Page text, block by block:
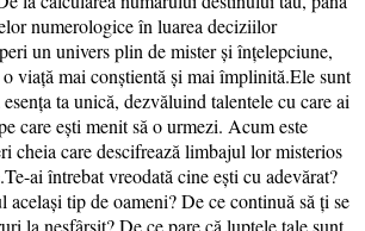
numerologice în luarea deciziilor
un univers plin de mister și înțelepciune,
viață mai conștientă și mai împlinită.Ele sunt
ta unică, dezvăluind talentele cu care ai
care ești menit să o urmezi. Acum este
cheia care descifrează limbajul lor misterios
ai întrebat vreodată cine ești cu adevărat?
același tip de oameni? De ce continuă să ți se
la nesfârșit? De ce pare că luptele tale sunt